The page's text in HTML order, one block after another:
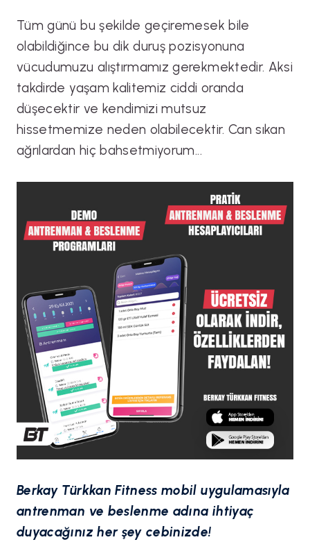
Tüm günü bu şekilde geçiremesek bile
olabildiğince bu dik duruş pozisyonuna
vücudumuzu alıştırmamız gerekmektedir. Aksi
takdirde yaşam kalitemiz ciddi oranda
düşecektir ve kendimizi mutsuz
hissetmemize neden olabilecektir. Can sıkan
ağrılardan hiç bahsetmiyorum...
Berkay Türkkan Fitness mobil uygulamasıyla
antrenman ve beslenme adına ihtiyaç
duyacağınız her şey cebinizde!